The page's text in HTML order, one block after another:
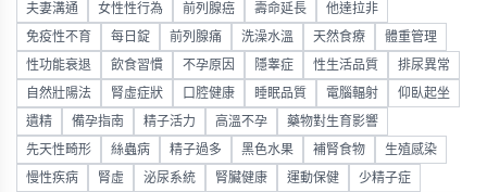
夫妻溝通 女性性行為 前列腺癌 壽命延長 他達拉非
免疫性不育 每日錠 前列腺痛 洗澡水溫 天然食療 體重管理
性功能衰退 飲食習慣 不孕原因 隱睾症 性生活品質 排尿異常
自然壯陽法 腎虛症狀 口腔健康 睡眠品質 電腦輻射 仰臥起坐
遺精 備孕指南 精子活力 高溫不孕 藥物對生育影響
先天性畸形 絲蟲病 精子過多 黑色水果 補腎食物 生殖感染
慢性疾病 腎虛 泌尿系統 腎臟健康 運動保健 少精子症